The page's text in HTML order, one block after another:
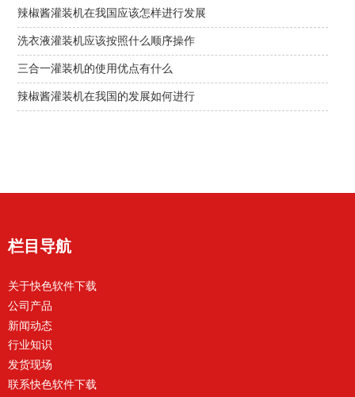
辣椒酱灌装机在我国应该怎样进行发展
洗衣液灌装机应该按照什么顺序操作
三合一灌装机的使用优点有什么
辣椒酱灌装机在我国的发展如何进行
栏目导航
关于快色软件下载
公司产品
新闻动态
行业知识
发货现场
联系快色软件下载